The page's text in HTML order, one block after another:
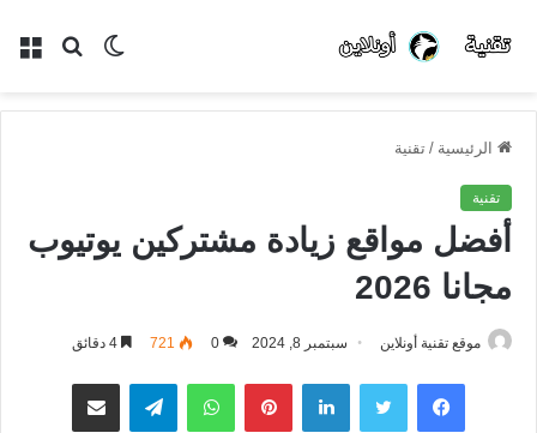
بحث الوضع
الرئيسية / تقنية
تقنية
أفضل مواقع زيادة مشتركين يوتيوب
مجانا 2026
موقع تقنية أونلاين سبتمبر 8, 2024 0
721
فيسبوك تويتر لينكدإن بينتيريستواتساب تيلقرام مشاركة عبر البريد